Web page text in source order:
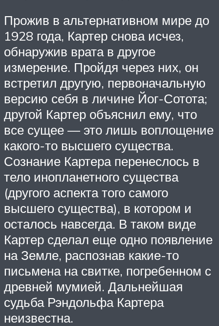
Прожив в альтернативном мире до
1928 года, Картер снова исчез,
обнаружив врата в другое
измерение. Пройдя через них, он
встретил другую, первоначальную
версию себя в личине Йог-Сотота;
другой Картер объяснил ему, что
все сущее — это лишь воплощение
какого-то высшего существа.
Сознание Картера перенеслось в
тело инопланетного существа
(другого аспекта того самого
высшего существа), в котором и
осталось навсегда. В таком виде
Картер сделал еще одно появление
на Земле, распознав какие-то
письмена на свитке, погребенном с
древней мумией. Дальнейшая
судьба Рэндольфа Картера
неизвестна.